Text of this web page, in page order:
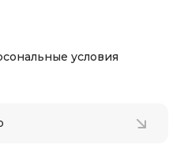
условия